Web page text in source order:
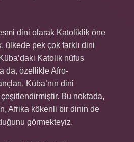
dini olarak Katoliklik öne
ülkede pek çok farklı dini
Katolik nüfus
da, özellikle Afro-
Küba’nın dini
çeşitlendirmiştir. Bu noktada,
Afrika kökenli bir dinin de
görmekteyiz.